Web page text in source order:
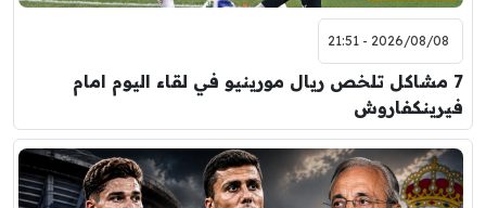
2026/08/08 - 21:51
7 مشاكل تلخص ريال مورينيو في لقاء اليوم امام
فيرينكفاروش